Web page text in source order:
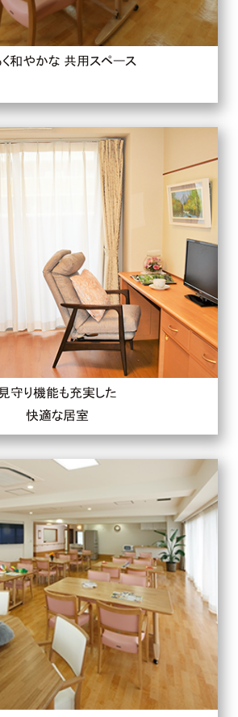
く和やかな 共用スペース
見守り機能も充実した
快適な居室